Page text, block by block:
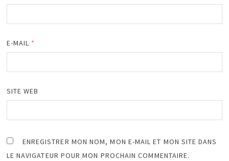
E-MAIL *
SITE WEB
ENREGISTRER MON NOM, MON E-MAIL ET MON SITE DANS
LE NAVIGATEUR POUR MON PROCHAIN COMMENTAIRE.